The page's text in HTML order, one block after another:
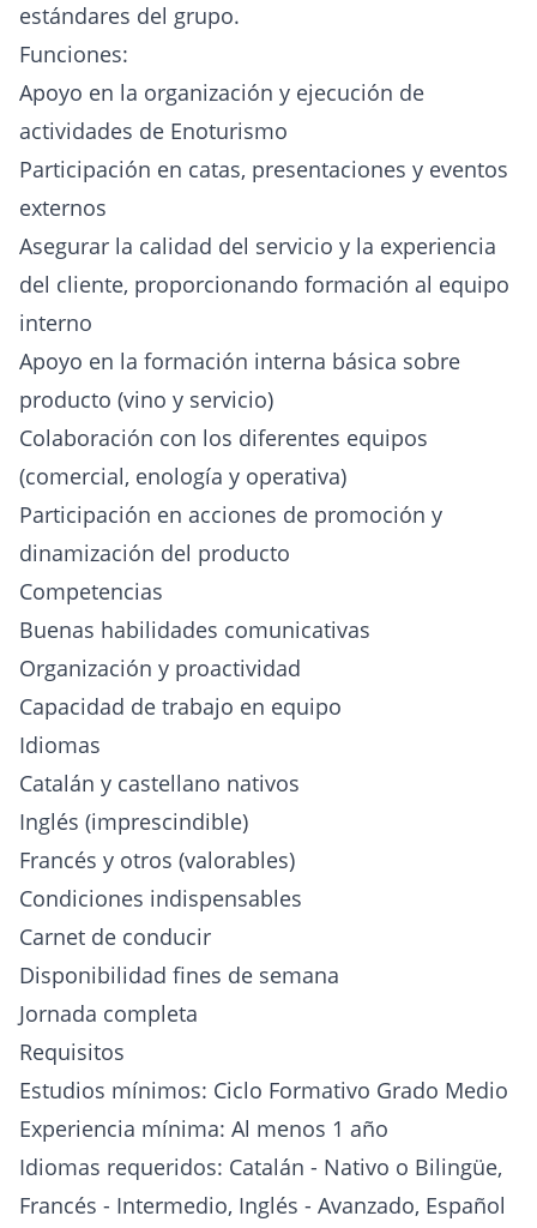
estándares del grupo.
Funciones:
Apoyo en la organización y ejecución de
actividades de Enoturismo
Participación en catas, presentaciones y eventos
externos
Asegurar la calidad del servicio y la experiencia
del cliente, proporcionando formación al equipo
interno
Apoyo en la formación interna básica sobre
producto (vino y servicio)
Colaboración con los diferentes equipos
(comercial, enología y operativa)
Participación en acciones de promoción y
dinamización del producto
Competencias
Buenas habilidades comunicativas
Organización y proactividad
Capacidad de trabajo en equipo
Idiomas
Catalán y castellano nativos
Inglés (imprescindible)
Francés y otros (valorables)
Condiciones indispensables
Carnet de conducir
Disponibilidad fines de semana
Jornada completa
Requisitos
Estudios mínimos: Ciclo Formativo Grado Medio
Experiencia mínima: Al menos 1 año
Idiomas requeridos: Catalán - Nativo o Bilingüe,
Francés - Intermedio, Inglés - Avanzado, Español